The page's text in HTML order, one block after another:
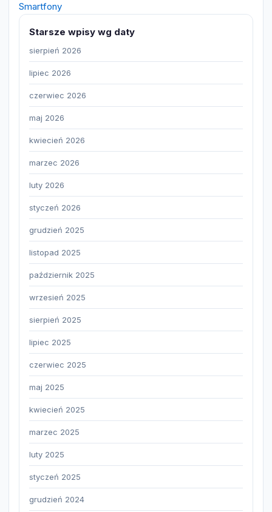
Smartfony
Starsze wpisy wg daty
sierpień 2026
lipiec 2026
czerwiec 2026
maj 2026
kwiecień 2026
marzec 2026
luty 2026
styczeń 2026
grudzień 2025
listopad 2025
październik 2025
wrzesień 2025
sierpień 2025
lipiec 2025
czerwiec 2025
maj 2025
kwiecień 2025
marzec 2025
luty 2025
styczeń 2025
grudzień 2024